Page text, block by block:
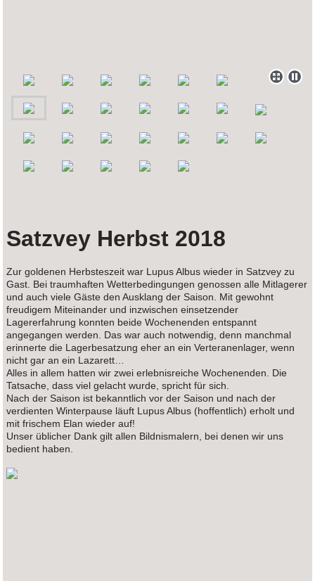
Satzvey Herbst 2018
Zur goldenen Herbsteszeit war Lupus Albus wieder in Satzvey zu
Gast. Bei traumhaften Wetterbedingungen genossen alle Mitlagerer
und auch viele Gäste den Ausklang der Saison. Mit gewohnt
freudigem Miteinander und inzwischen einsetzender
Lagererfahrung konnten beide Wochenenden entspannt
angegangen werden. Das war auch notwendig, denn manchmal
erinnerte die Lagerbesatzung eher an ein Verteranenlager, wenn
nicht gar an ein Lazarett…
Alles in allem hatten wir zwei erlebnisreiche Wochenenden. Die
Tatsache, dass viel gelacht wurde, spricht für sich.
Nach der Saison ist bekanntlich vor der Saison und nach der
verdienten Winterpause läuft Lupus Albus (hoffentlich) erholt und
mit frischem Elan wieder auf!
Unser üblicher Dank gilt allen Bildnismalern, bei denen wir uns
bedient haben.